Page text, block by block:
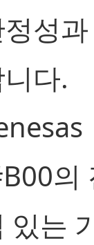
성
다.
의
있는